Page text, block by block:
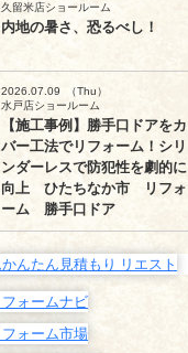
久留米店ショールーム
内地の暑さ、恐るべし！
2026.07.09
（Thu）
水戸店ショールーム
【施工事例】勝手口ドアをカ
バー工法でリフォーム！シリ
ンダーレスで防犯性を劇的に
向上 ひたちなか市 リフォ
ーム 勝手口ドア